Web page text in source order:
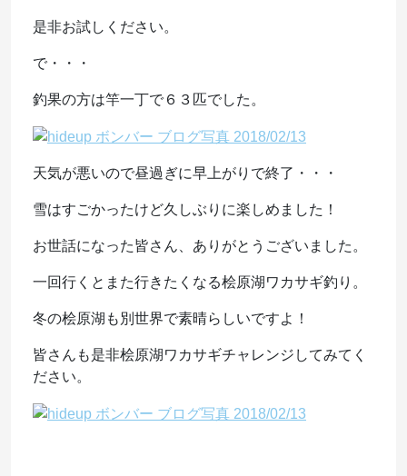
是非お試しください。
で・・・
釣果の方は竿一丁で６３匹でした。
天気が悪いので昼過ぎに早上がりで終了・・・
雪はすごかったけど久しぶりに楽しめました！
お世話になった皆さん、ありがとうございました。
一回行くとまた行きたくなる桧原湖ワカサギ釣り。
冬の桧原湖も別世界で素晴らしいですよ！
皆さんも是非桧原湖ワカサギチャレンジしてみてく
ださい。